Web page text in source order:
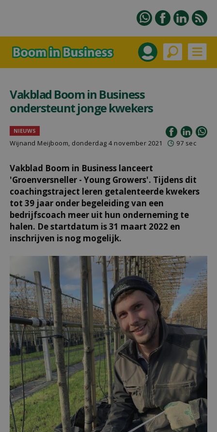
Vakblad Boom in Business
ondersteunt jonge kwekers
NIEUWS
Wijnand Meijboom, donderdag 4 november 2021 97 sec
Vakblad Boom in Business lanceert
'Groenversneller - Young Growers'. Tijdens dit
coachingstraject leren getalenteerde kwekers
tot 39 jaar onder begeleiding van een
bedrijfscoach meer uit hun onderneming te
halen. De startdatum is 31 maart 2022 en
inschrijven is nog mogelijk.